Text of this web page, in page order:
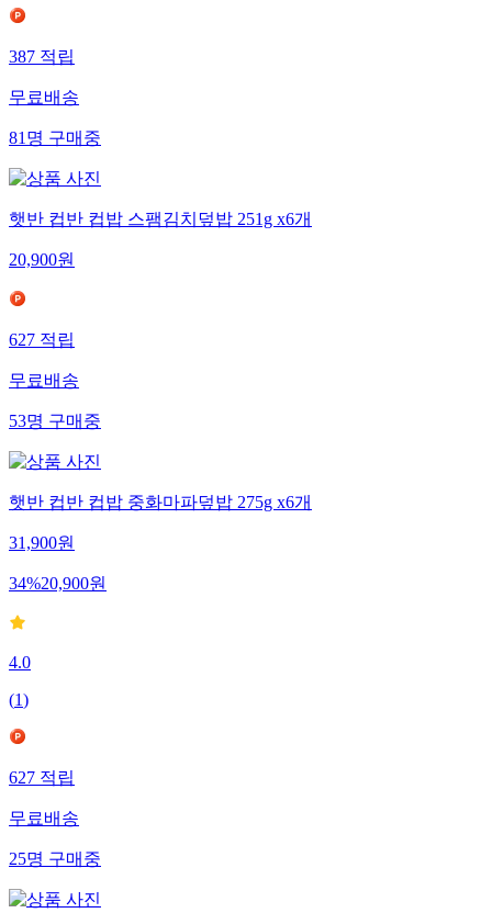
387적립
무료배송
81명구매중
햇반 컵반 컵밥 스팸김치덮밥 251g x6개
20,900원
627적립
무료배송
53명구매중
햇반 컵반 컵밥 중화마파덮밥 275g x6개
31,900원
34%20,900원
4.0
(1)
627적립
무료배송
25명구매중